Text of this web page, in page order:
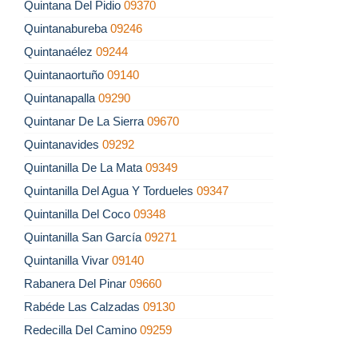
Quintana Del Pidio 09370
Quintanabureba 09246
Quintanaélez 09244
Quintanaortuño 09140
Quintanapalla 09290
Quintanar De La Sierra 09670
Quintanavides 09292
Quintanilla De La Mata 09349
Quintanilla Del Agua Y Tordueles 09347
Quintanilla Del Coco 09348
Quintanilla San García 09271
Quintanilla Vivar 09140
Rabanera Del Pinar 09660
Rabéde Las Calzadas 09130
Redecilla Del Camino 09259